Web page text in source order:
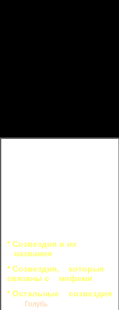
* Созвездия и их
названия
* Созвездия, которые
связаны с мифами
* Остальные созвездия
Голубь